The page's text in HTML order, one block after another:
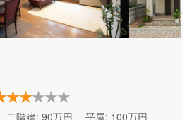
二階建: 90万円、 平屋: 100万円